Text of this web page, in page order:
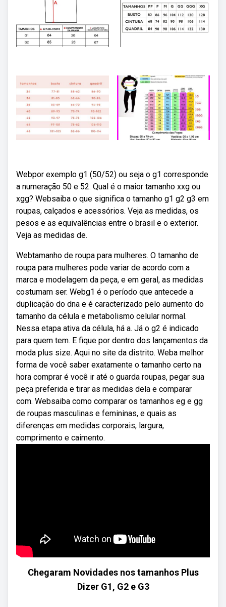
Webpor exemplo g1 (50/52) ou seja o g1 corresponde
a numeração 50 e 52. Qual é o maior tamanho xxg ou
xgg? Websaiba o que significa o tamanho g1 g2 g3 em
roupas, calçados e acessórios. Veja as medidas, os
pesos e as equivalências entre o brasil e o exterior.
Veja as medidas de.
Webtamanho de roupa para mulheres. O tamanho de
roupa para mulheres pode variar de acordo com a
marca e modelagem da peça, e em geral, as medidas
costumam ser. Webg1 é o período que antecede a
duplicação do dna e é caracterizado pelo aumento do
tamanho da célula e metabolismo celular normal.
Nessa etapa ativa da célula, há a. Já o g2 é indicado
para quem tem. E fique por dentro dos lançamentos da
moda plus size. Aqui no site da distrito. Weba melhor
forma de você saber exatamente o tamanho certo na
hora comprar é você ir até o guarda roupas, pegar sua
peça preferida e tirar as medidas dela e comparar
com. Websaiba como comparar os tamanhos eg e gg
de roupas masculinas e femininas, e quais as
diferenças em medidas corporais, largura,
comprimento e caimento.
Chegaram Novidades nos tamanhos Plus
Dizer G1, G2 e G3